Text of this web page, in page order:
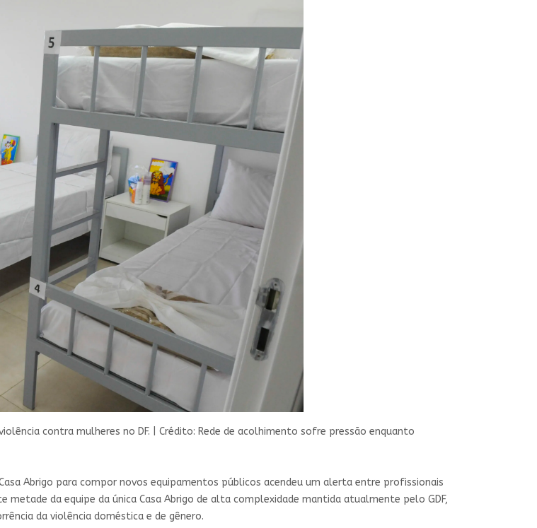
contra mulheres no DF.
Crédito: Rede de acolhimento sofre pressão enquanto
Abrigo para compor novos equipamentos públicos acendeu um alerta entre profissionais
da equipe da única Casa Abrigo de alta complexidade mantida atualmente pelo GDF,
da violência doméstica e de gênero.